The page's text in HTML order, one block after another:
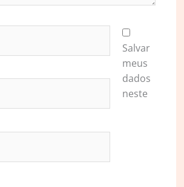
Salvar
meus
dados
neste